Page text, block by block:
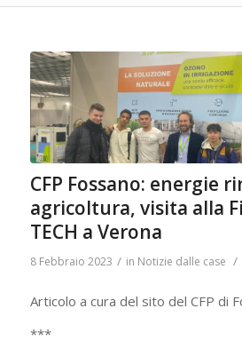
CFP Fossano: energie
agricoltura, visita alla
TECH a Verona
8 Febbraio 2023 / in Notizie dalle case /
Articolo a cura del sito del CFP di
***